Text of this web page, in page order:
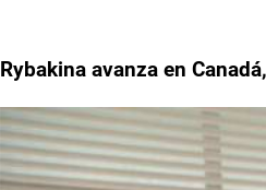
Rybakina avanza en